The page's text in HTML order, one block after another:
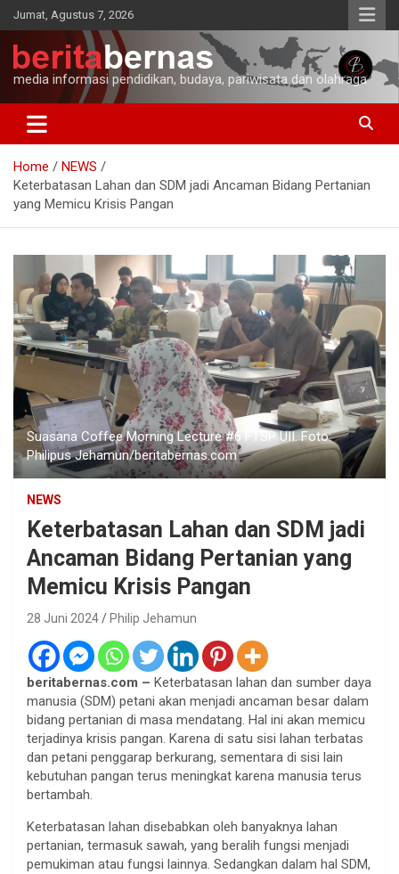
Skip
to
content
Jumat, Agustus 7, 2026
media informasi pendidikan, budaya, pariwisata dan olahraga
Home
NEWS
Keterbatasan Lahan dan SDM jadi Ancaman Bidang Pertanian
yang Memicu Krisis Pangan
Suasana Coffee Morning Lecture #6 FTSP UII. Foto:
Philipus Jehamun/beritabernas.com
NEWS
Keterbatasan Lahan dan SDM jadi
Ancaman Bidang Pertanian yang
Memicu Krisis Pangan
28 Juni 2024 Philip Jehamun
beritabernas.com – Keterbatasan lahan dan sumber daya
manusia (SDM) petani akan menjadi ancaman besar dalam
bidang pertanian di masa mendatang. Hal ini akan memicu
terjadinya krisis pangan. Karena di satu sisi lahan terbatas
dan petani penggarap berkurang, sementara di sisi lain
kebutuhan pangan terus meningkat karena manusia terus
bertambah.
Keterbatasan lahan disebabkan oleh banyaknya lahan
pertanian, termasuk sawah, yang beralih fungsi menjadi
pemukiman atau fungsi lainnya. Sedangkan dalam hal SDM,